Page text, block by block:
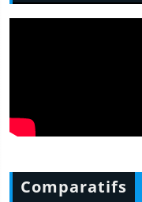
Comparatifs